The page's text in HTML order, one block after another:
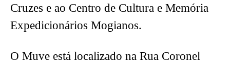
Cruzes e ao Centro de Cultura e Memória
Expedicionários Mogianos.
O Muve está localizado na Rua Coronel